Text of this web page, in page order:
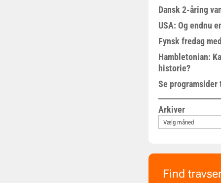
Dansk 2-åring
USA: Og endnu
Fynsk fredag
Hambletonian:
historie?
Se
Arkiver
Find